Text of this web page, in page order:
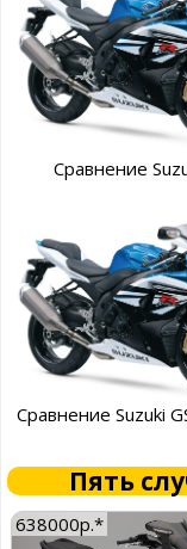
Сравнение
Сравнение Suzuki
Пять
638000р.*